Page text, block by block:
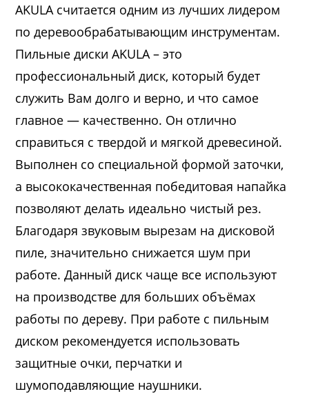
AKULA считается одним из лучших лидером
по деревообрабатывающим инструментам.
Пильные диски AKULA – это
профессиональный диск, который будет
служить Вам долго и верно, и что самое
главное — качественно. Он отлично
справиться с твердой и мягкой древесиной.
Выполнен со специальной формой заточки,
а высококачественная победитовая напайка
позволяют делать идеально чистый рез.
Благодаря звуковым вырезам на дисковой
пиле, значительно снижается шум при
работе. Данный диск чаще все используют
на производстве для больших объёмах
работы по дереву. При работе с пильным
диском рекомендуется использовать
защитные очки, перчатки и
шумоподавляющие наушники.